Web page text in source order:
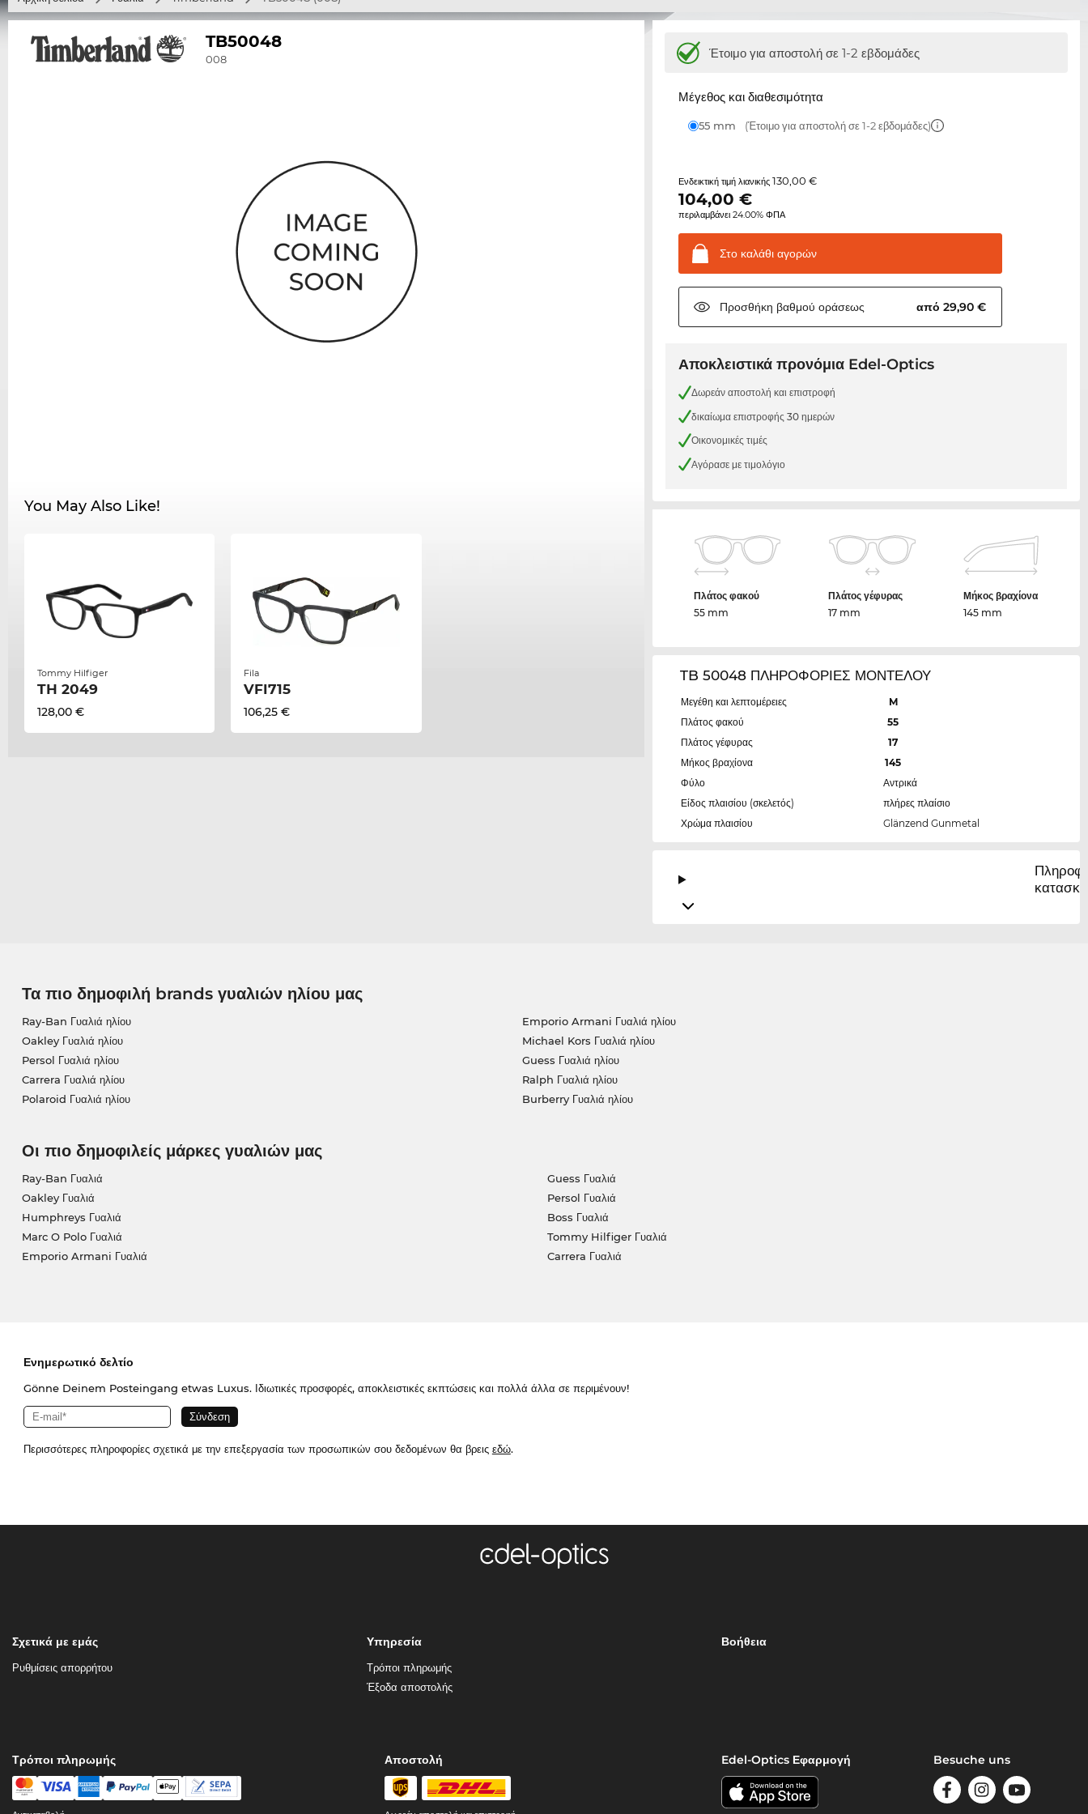
TB50048
008
You May Also Like!
Tommy Hilfiger
TH 2049
128,00 €
Fila
VFI715
106,25 €
Έτοιμο για αποστολή σε 1-2 εβδομάδες
Μέγεθος και διαθεσιμότητα
55 mm (Έτοιμο για αποστολή σε 1-2 εβδομάδες)
Ενδεικτική τιμή λιανικής130,00 €
104,00 €
περιλαμβάνει 24.00% ΦΠΑ
Στο καλάθι αγορών
Προσθήκη βαθμού οράσεως από 29,90 €
Αποκλειστικά προνόμια Edel-Optics
Δωρεάν αποστολή και επιστροφή
δικαίωμα επιστροφής 30 ημερών
Οικονομικές τιμές
Αγόρασε με τιμολόγιο
Πλάτος φακού
55 mm
Πλάτος γέφυρας
17 mm
Μήκος βραχίονα
145 mm
TB 50048 ΠΛΗΡΟΦΟΡΙΕΣ ΜΟΝΤΕΛΟΥ
Μεγέθη και λεπτομέρειες
M
Πλάτος φακού
55
Πλάτος γέφυρας
17
Μήκος βραχίονα
145
Φύλο
Αντρικά
Είδος πλαισίου (σκελετός)
πλήρες πλαίσιο
Χρώμα πλαισίου
Glänzend Gunmetal
Τα πιο δημοφιλή brands γυαλιών ηλίου μας
Ray-Ban Γυαλιά ηλίου
Oakley Γυαλιά ηλίου
Persol Γυαλιά ηλίου
Carrera Γυαλιά ηλίου
Polaroid Γυαλιά ηλίου
Emporio Armani Γυαλιά ηλίου
Michael Kors Γυαλιά ηλίου
Guess Γυαλιά ηλίου
Ralph Γυαλιά ηλίου
Burberry Γυαλιά ηλίου
Οι πιο δημοφιλείς μάρκες γυαλιών μας
Ray-Ban Γυαλιά
Oakley Γυαλιά
Humphreys Γυαλιά
Marc O Polo Γυαλιά
Emporio Armani Γυαλιά
Guess Γυαλιά
Persol Γυαλιά
Boss Γυαλιά
Tommy Hilfiger Γυαλιά
Carrera Γυαλιά
Ενημερωτικό δελτίο
Gönne Deinem Posteingang etwas Luxus. Ιδιωτικές προσφορές, αποκλειστικές εκπτώσεις και πολλά άλλα σε περιμένουν!
Περισσότερες πληροφορίες σχετικά με την επεξεργασία των προσωπικών σου δεδομένων θα βρεις εδώ.
Σχετικά με εμάς
Ρυθμίσεις απορρήτου
Υπηρεσία
Τρόποι πληρωμής
Έξοδα αποστολής
Βοήθεια
Τρόποι πληρωμής Αποστολή Edel-Optics Εφαρμογή Besuche uns